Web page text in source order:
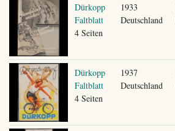
Dürkopp
Faltblatt
4 Seiten
1933
Deutschland
Dürkopp
Faltblatt
4 Seiten
1937
Deutschland